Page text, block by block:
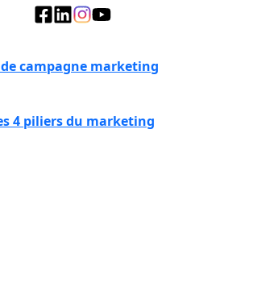
de campagne marketing
4 piliers du marketing